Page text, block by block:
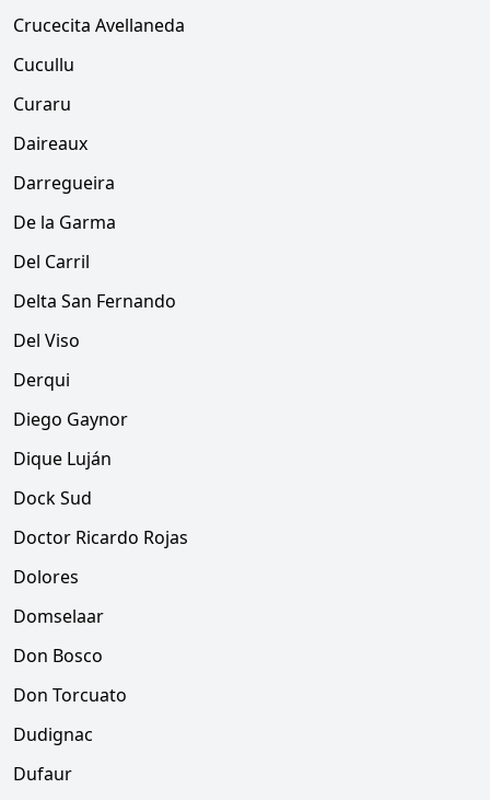
Crucecita Avellaneda
Cucullu
Curaru
Daireaux
Darregueira
De la Garma
Del Carril
Delta San Fernando
Del Viso
Derqui
Diego Gaynor
Dique Luján
Dock Sud
Doctor Ricardo Rojas
Dolores
Domselaar
Don Bosco
Don Torcuato
Dudignac
Dufaur